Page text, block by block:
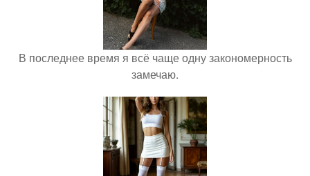
В последнее время я всё чаще одну закономерность
замечаю.